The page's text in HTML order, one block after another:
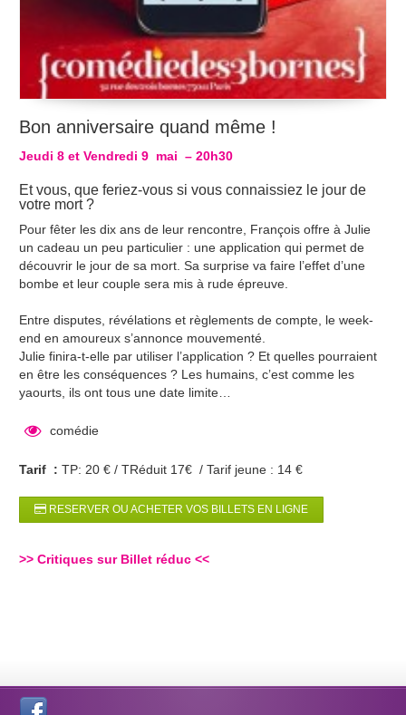
Bon anniversaire quand même !
Jeudi 8 et Vendredi 9 mai – 20h30
Et vous, que feriez-vous si vous connaissiez le jour de
votre mort ?
Pour fêter les dix ans de leur rencontre, François offre à Julie
un cadeau un peu particulier : une application qui permet de
découvrir le jour de sa mort. Sa surprise va faire l’effet d’une
bombe et leur couple sera mis à rude épreuve.
Entre disputes, révélations et règlements de compte, le week-
end en amoureux s’annonce mouvementé.
Julie finira-t-elle par utiliser l’application ? Et quelles pourraient
en être les conséquences ? Les humains, c’est comme les
yaourts, ils ont tous une date limite…
comédie
Tarif : TP: 20 € / TRéduit 17€ / Tarif jeune : 14 €
RESERVER OU ACHETER VOS BILLETS EN LIGNE
>>Critiques sur Billet réduc <<